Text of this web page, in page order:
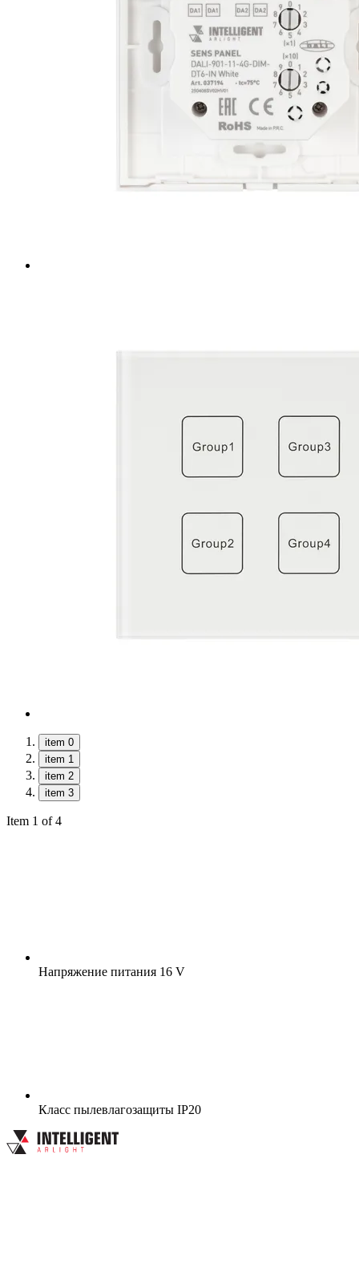
item 0
item 1
item 2
item 3
Item 1 of 4
Напряжение питания 16 V
Класс пылевлагозащиты IP20